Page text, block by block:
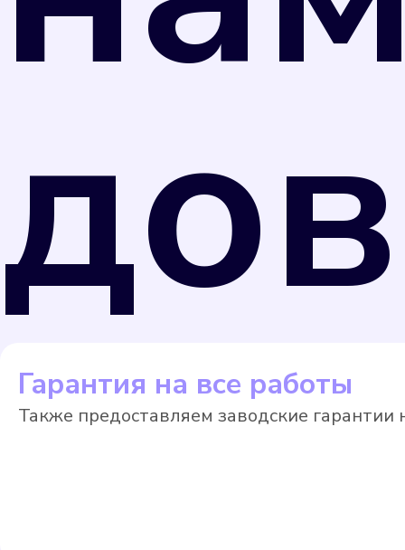
Гарантия на все работы
Также предоставляем заводские гарантии